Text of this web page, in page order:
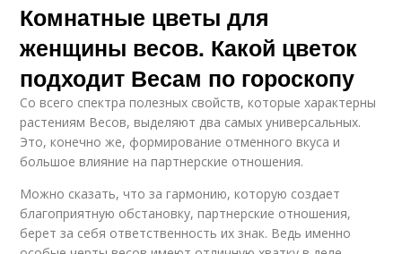
Комнатные цветы для
женщины весов. Какой цветок
подходит Весам по гороскопу
Со всего спектра полезных свойств, которые характерны
растениям Весов, выделяют два самых универсальных.
Это, конечно же, формирование отменного вкуса и
большое влияние на партнерские отношения.
Можно сказать, что за гармонию, которую создает
благоприятную обстановку, партнерские отношения,
берет за себя ответственность их знак. Ведь именно